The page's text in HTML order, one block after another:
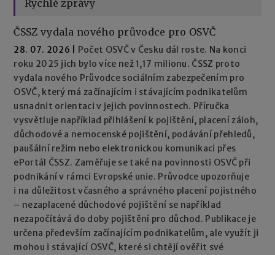
Rychlé zprávy
ČSSZ vydala nového průvodce pro OSVČ
28. 07. 2026
Počet OSVČ v Česku dál roste. Na konci
roku 2025 jich bylo více než 1,17 milionu. ČSSZ proto
vydala nového Průvodce sociálním zabezpečením pro
OSVČ, který má začínajícím i stávajícím podnikatelům
usnadnit orientaci v jejich povinnostech. Příručka
vysvětluje například přihlášení k pojištění, placení záloh,
důchodové a nemocenské pojištění, podávání přehledů,
paušální režim nebo elektronickou komunikaci přes
ePortál ČSSZ. Zaměřuje se také na povinnosti OSVČ při
podnikání v rámci Evropské unie. Průvodce upozorňuje
i na důležitost včasného a správného placení pojistného
– nezaplacené důchodové pojištění se například
nezapočítává do doby pojištění pro důchod. Publikace je
určena především začínajícím podnikatelům, ale využít ji
mohou i stávající OSVČ, které si chtějí ověřit své